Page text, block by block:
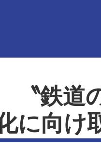
〝鉄道
に向け